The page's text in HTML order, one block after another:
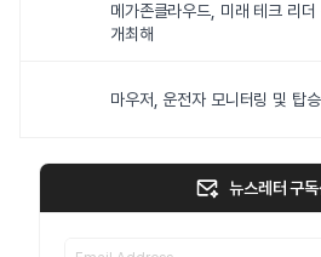
메가존클라우드, 미래 테크 리더
개최해
마우저, 운전자 모니터링 및 탑
뉴스레터 구